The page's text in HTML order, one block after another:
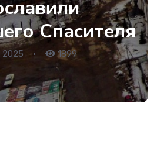
Спасителя
2025 • 1899